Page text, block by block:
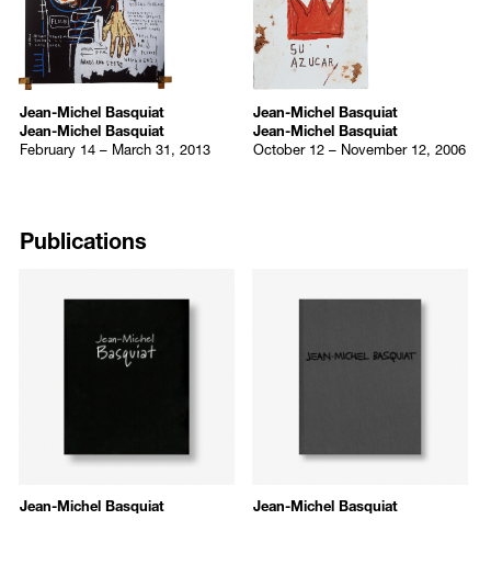
Jean-Michel Basquiat
Jean-Michel Basquiat
February 14 – March 31, 2013
Jean-Michel Basquiat
Jean-Michel Basquiat
October 12 – November 12, 2006
Publications
Jean-Michel Basquiat Jean-Michel Basquiat